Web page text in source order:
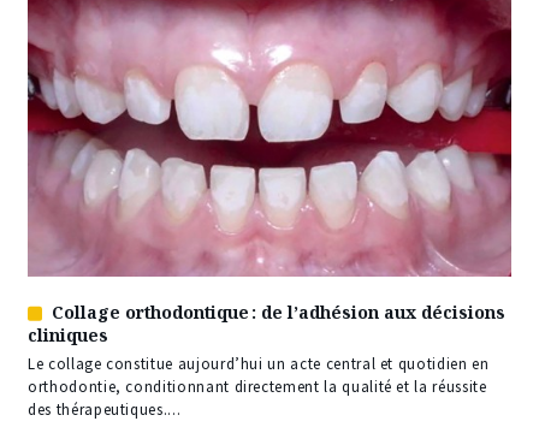
Article
réservé
à
nos
abonnés
Collage orthodontique : de l’adhésion aux décisions
cliniques
Le collage constitue aujourd’hui un acte central et quotidien en
orthodontie, conditionnant directement la qualité et la réussite
des thérapeutiques....